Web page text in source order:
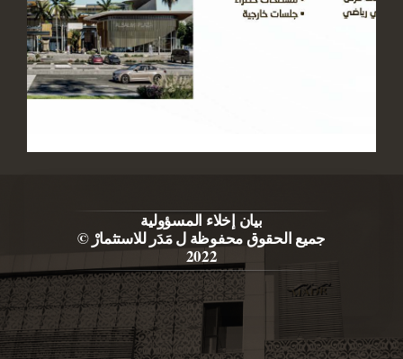
بيان إخلاء المسؤولية
جميع الحقوق محفوظة ل مَدَر للاستثمارْ ©
2022